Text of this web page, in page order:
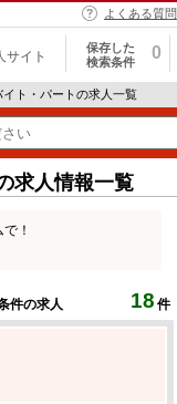
よくある質問
サイト
保存した
検索条件
0
ト・パートの求人一覧
求人情報一覧
！
件の求人 18 件